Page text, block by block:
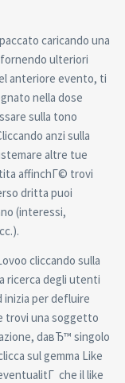
caricando una
ulteriori
anteriore evento, ti
nella dose
sulla tono
anzi sulla
altre tue
affinchГ© trovi
dritta puoi
(interessi,
cliccando sulla
ricerca degli utenti
per defluire
trovi una soggetto
daвЂ™ singolo
sul gemma Like
che il like